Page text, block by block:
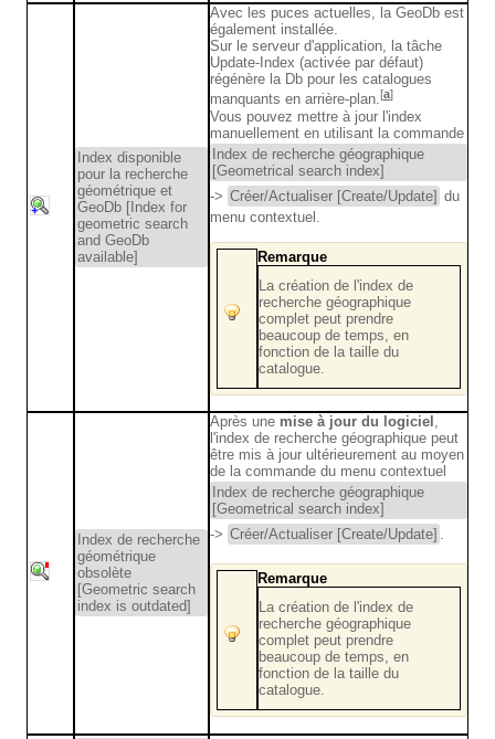
Index disponible
pour la recherche
géométrique et
GeoDb [Index for
geometric search
and GeoDb
available]
Avec les puces actuelles, la GeoDb est
également installée.
Sur le serveur d'application, la tâche
Update-Index (activée par défaut)
régénère la Db pour les catalogues
manquants en arrière-plan.[a]
Vous pouvez mettre à jour l'index
manuellement en utilisant la commande
Index de recherche géographique
[Geometrical search index]
-> Créer/Actualiser [Create/Update] du
menu contextuel.
Remarque
La création de l'index de
recherche géographique
complet peut prendre
beaucoup de temps, en
fonction de la taille du
catalogue.
Index de recherche
géométrique
obsolète
[Geometric search
index is outdated]
Après une mise à jour du logiciel ,
l'index de recherche géographique peut
être mis à jour ultérieurement au moyen
de la commande du menu contextuel
Index de recherche géographique
[Geometrical search index]
-> Créer/Actualiser [Create/Update] .
Remarque
La création de l'index de
recherche géographique
complet peut prendre
beaucoup de temps, en
fonction de la taille du
catalogue.